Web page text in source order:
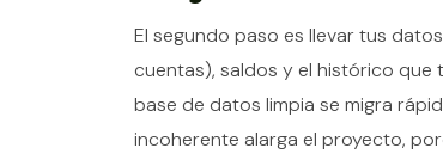
El segundo paso es llevar tus
cuentas), saldos y el histórico que
base de datos limpia se migra
incoherente alarga el proyecto,